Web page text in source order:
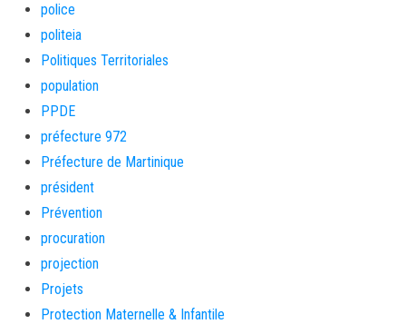
police
politeia
Politiques Territoriales
population
PPDE
préfecture 972
Préfecture de Martinique
président
Prévention
procuration
projection
Projets
Protection Maternelle & Infantile